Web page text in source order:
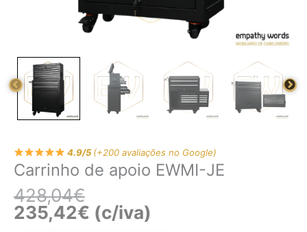
4.9/5(+200 avaliações no Google)
Carrinho de apoio EWMI-JE
428,04€
235,42€ (c/iva)